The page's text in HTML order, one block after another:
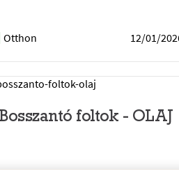
Otthon 12/01/
Bosszantó foltok - OLAJ